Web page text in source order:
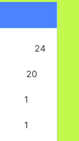
24
20
1
1